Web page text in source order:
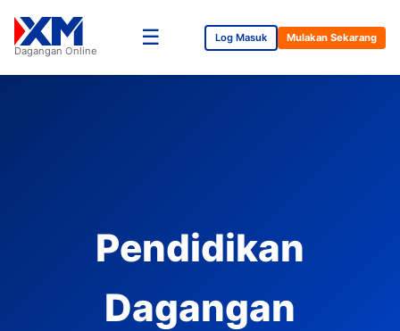
Dagangan Online
☰ Log Masuk Mulakan Sekarang
Pendidikan
Dagangan